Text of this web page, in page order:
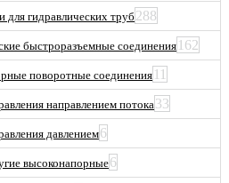
для гидравлических труб 288
быстроразъемные соединения 162
поворотные соединения 11
направлением потока33
давлением6
высоконапорные6